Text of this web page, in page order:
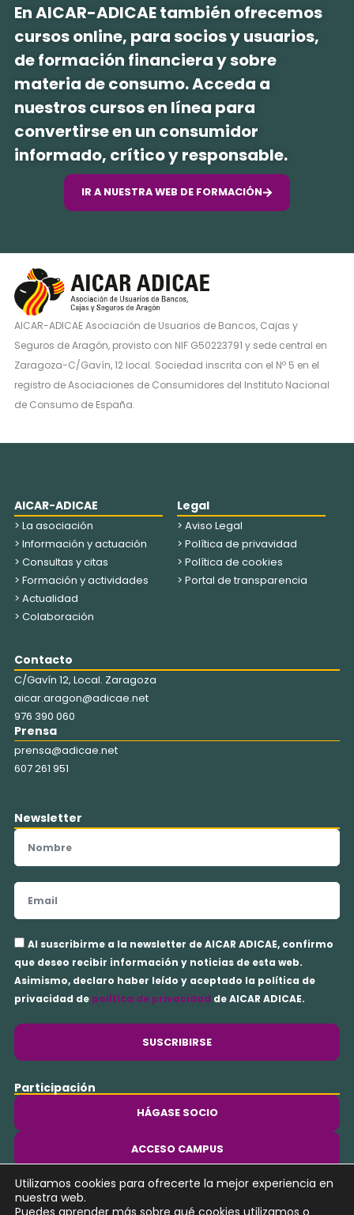
En AICAR-ADICAE también ofrecemos
cursos online, para socios y usuarios,
de formación financiera y sobre
materia de consumo. Acceda a
nuestros cursos en línea para
convertirse en un consumidor
informado, crítico y responsable.
IR A NUESTRA WEB DE FORMACIÓN
AICAR-ADICAE Asociación de Usuarios de Bancos, Cajas y
Seguros de Aragón, provisto con NIF G50223791 y sede central en
Zaragoza-C/Gavín, 12 local. Sociedad inscrita con el Nº 5 en el
registro de Asociaciones de Consumidores del Instituto Nacional
de Consumo de España.
AICAR-ADICAE
> La asociación
> Información y actuación
> Consultas y citas
> Formación y actividades
> Actualidad
> Colaboración
Legal
> Aviso Legal
> Política de privavidad
> Política de cookies
> Portal de transparencia
Contacto
C/Gavín 12, Local. Zaragoza
aicar.aragon@adicae.net
976 390 060
Prensa
prensa@adicae.net
607 261 951
Newsletter
Nombre
Email
Aceptación
privacidad
Al suscribirme a la newsletter de AICAR ADICAE, confirmo
que deseo recibir información y noticias de esta web.
Asimismo, declaro haber leído y aceptado la política de
privacidad de política de privacidad de AICAR ADICAE.
SUSCRIBIRSE
Participación
HÁGASE SOCIO
ACCESO CAMPUS
Utilizamos cookies para ofrecerte la mejor experiencia en
nuestra web.
Puedes aprender más sobre qué cookies utilizamos o